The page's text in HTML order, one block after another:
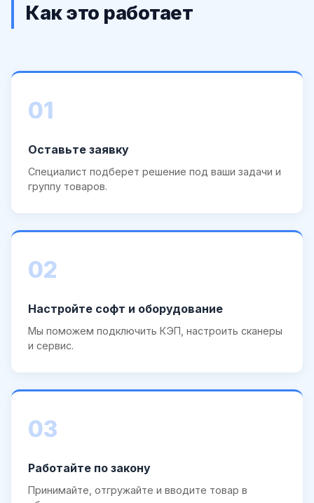
Как это работает
01
Оставьте заявку
Специалист подберет решение под ваши задачи и
группу товаров.
02
Настройте софт и оборудование
Мы поможем подключить КЭП, настроить сканеры
и сервис.
03
Работайте по закону
Принимайте, отгружайте и вводите товар в